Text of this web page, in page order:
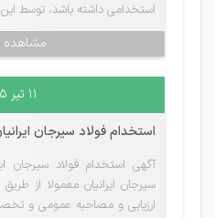
استخدامی داشته باشد، توسط
مشاهده
۱۱ تیر ۱۴۰۵
استخدام فولاد سیرجان
آگهی استخدام فولاد سیرجان
سیرجان ایرانیان معمولا از
ارزیابی و مصاحبه عمومی و